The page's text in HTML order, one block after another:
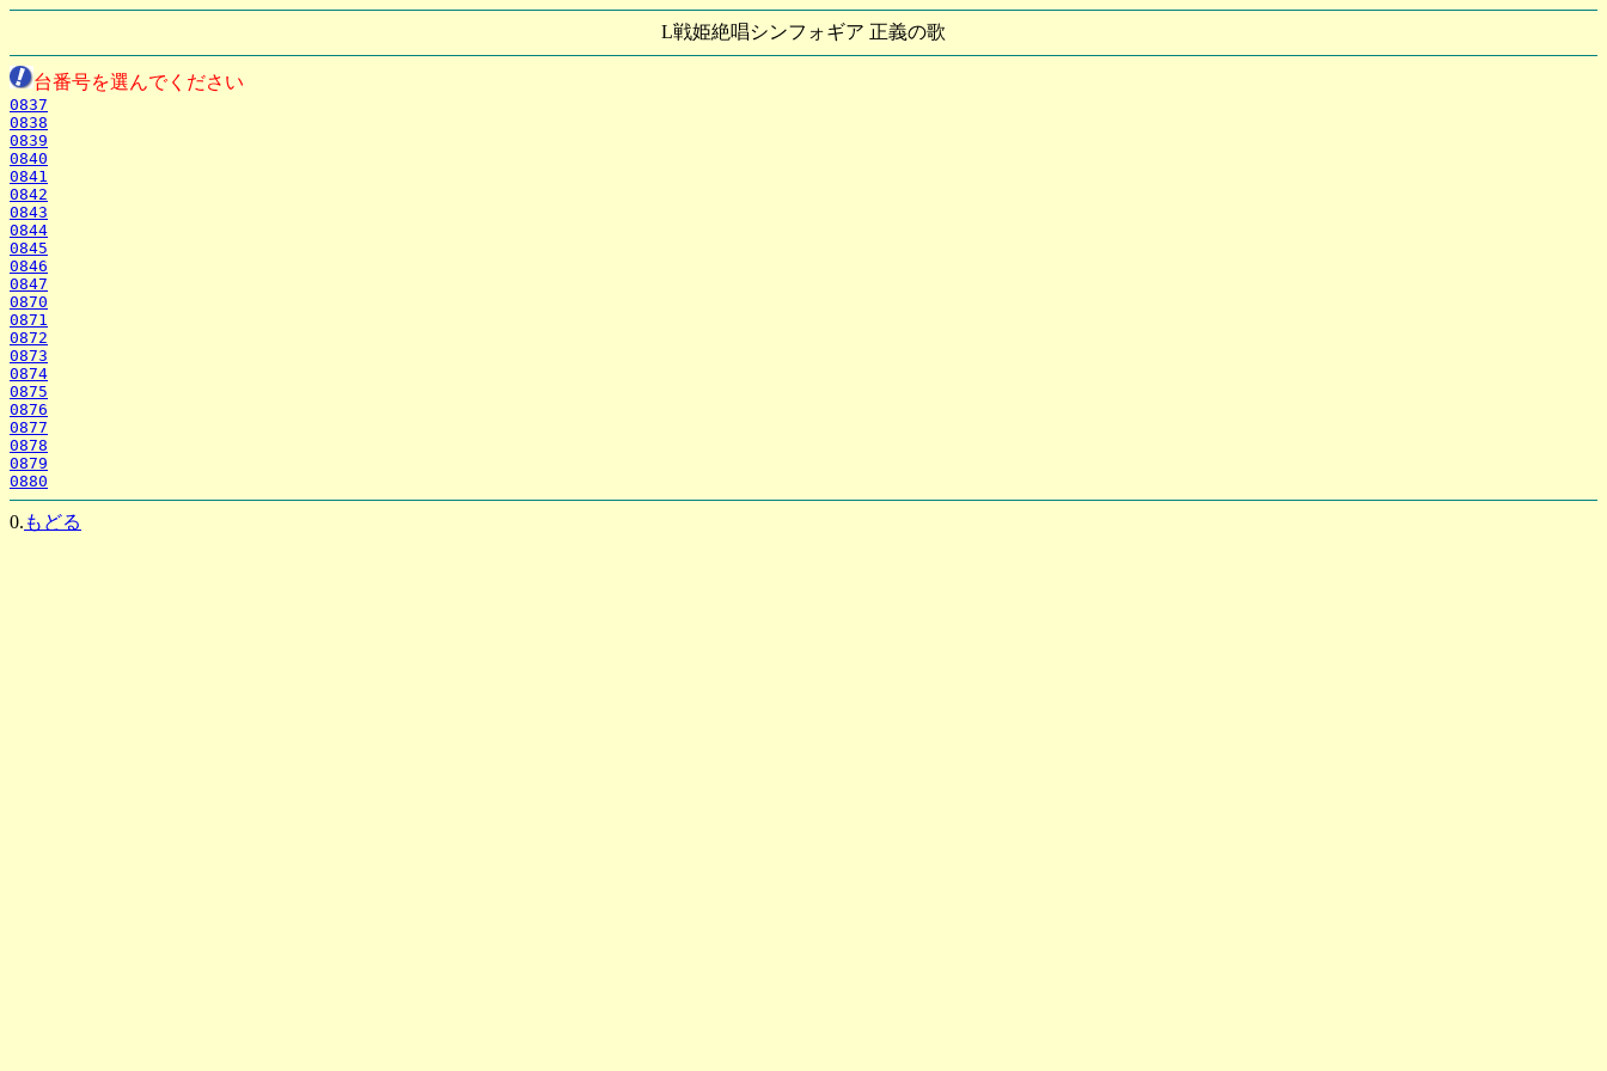
L戦姫絶唱シンフォギア 正義の歌
台番号を選んでください
0837
0838
0839
0840
0841
0842
0843
0844
0845
0846
0847
0870
0871
0872
0873
0874
0875
0876
0877
0878
0879
0880
0. もどる